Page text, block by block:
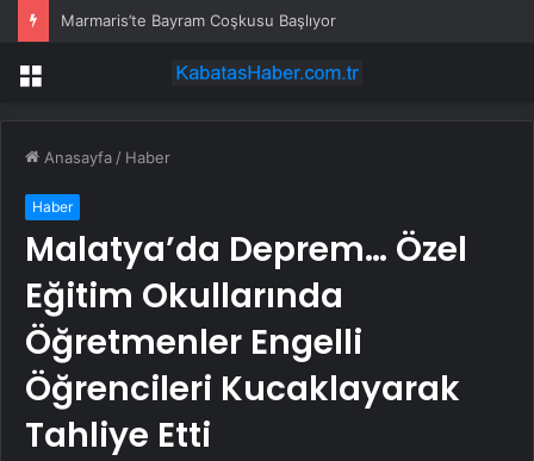
Marmaris’te Bayram Coşkusu Başlıyor
Menü
Anasayfa / Haber
Haber
Malatya’da Deprem… Özel
Eğitim Okullarında
Öğretmenler Engelli
Öğrencileri Kucaklayarak
Tahliye Etti